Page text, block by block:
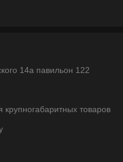
14а павильон 122
товаров